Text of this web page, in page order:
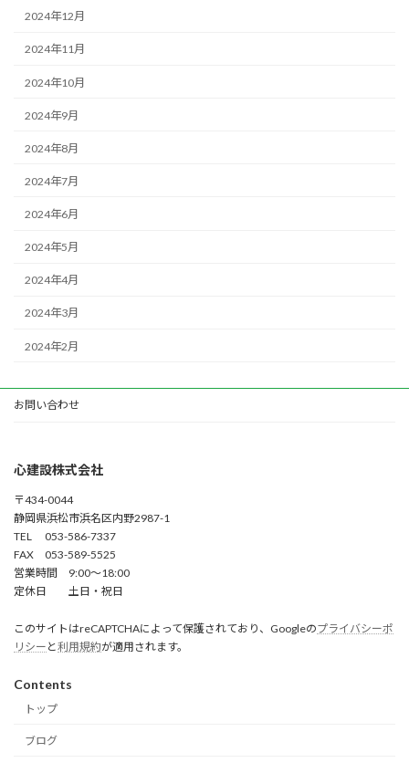
2024年12月
2024年11月
2024年10月
2024年9月
2024年8月
2024年7月
2024年6月
2024年5月
2024年4月
2024年3月
2024年2月
お問い合わせ
心建設株式会社
〒434-0044
静岡県浜松市浜名区内野2987-1
TEL 053-586-7337
FAX 053-589-5525
営業時間 9:00～18:00
定休日 土日・祝日
このサイトはreCAPTCHAによって保護されており、Googleのプライバシーポ
リシー と利用規約が適用されます。
Contents
トップ
ブログ